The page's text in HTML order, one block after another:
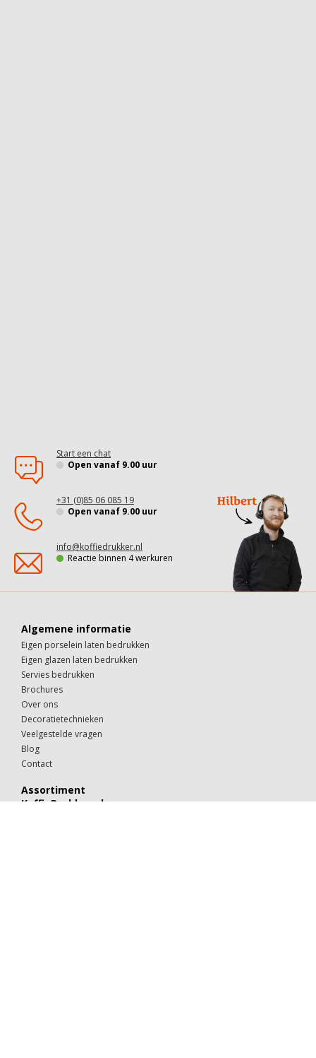
Start een chat
Open vanaf 9.00 uur
+31 (0)85 06 085 19
Open vanaf 9.00 uur
info@koffiedrukker.nl
Reactie binnen 4 werkuren
Algemene informatie
Eigen porselein laten bedrukken
Eigen glazen laten bedrukken
Servies bedrukken
Brochures
Over ons
Decoratietechnieken
Veelgestelde vragen
Blog
Contact
Assortiment
KoffieDrukker.nl